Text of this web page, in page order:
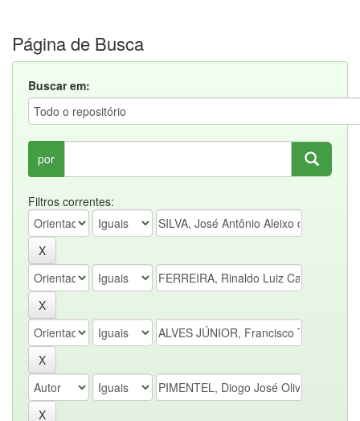
Página de Busca
Buscar em:
por
Filtros correntes: